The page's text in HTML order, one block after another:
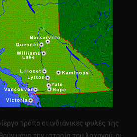
τρόπο οι ινδιάνικες φυλές της